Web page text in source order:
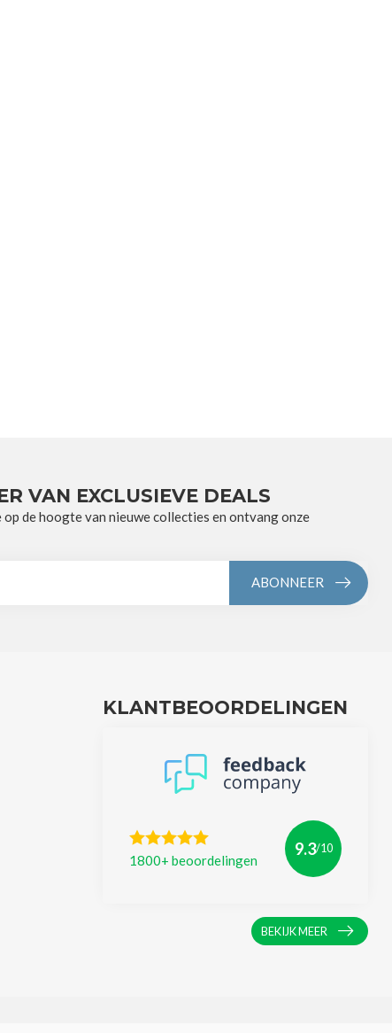
VAN EXCLUSIEVE DEALS
op de hoogte van nieuwe collecties en ontvang onze
ABONNEER
KLANTBEOORDELINGEN
1800+ beoordelingen
9.3/10
BEKIJK MEER